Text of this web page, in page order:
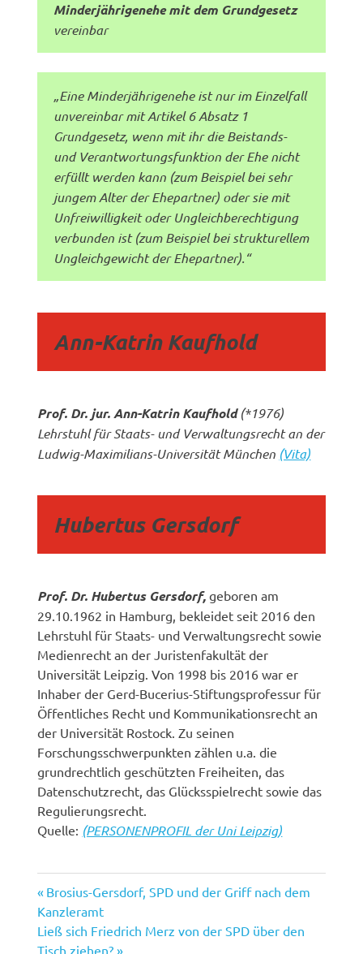
Minderjährigenehe mit dem Grundgesetz
vereinbar
„Eine Minderjährigenehe ist nur im Einzelfall
unvereinbar mit Artikel 6 Absatz 1
Grundgesetz, wenn mit ihr die Beistands-
und Verantwortungsfunktion der Ehe nicht
erfüllt werden kann (zum Beispiel bei sehr
jungem Alter der Ehepartner) oder sie mit
Unfreiwilligkeit oder Ungleichberechtigung
verbunden ist (zum Beispiel bei strukturellem
Ungleichgewicht der Ehepartner).“
Ann-Katrin Kauf­hold
Prof. Dr. jur. Ann-Katrin Kaufhold(*1976)
Lehrstuhl für Staats- und Verwaltungsrecht an der
Ludwig-Maximilians-Universität München (Vita)
Hubertus Gersdorf
Prof. Dr. Hubertus Gersdorf,geboren am
29.10.1962 in Hamburg, bekleidet seit 2016 den
Lehrstuhl für Staats- und Verwaltungsrecht sowie
Medienrecht an der Juristenfakultät der
Universität Leipzig. Von 1998 bis 2016 war er
Inhaber der Gerd-Bucerius-Stiftungsprofessur für
Öffentliches Recht und Kommunikationsrecht an
der Universität Rostock. Zu seinen
Forschungsschwerpunkten zählen u.a. die
grundrechtlich geschützten Freiheiten, das
Datenschutzrecht, das Glücksspielrecht sowie das
Regulierungsrecht.
Quelle: (PERSONENPROFIL der Uni Leipzig)
Beitragsnavigation
Vorheriger
Beitrag:
Brosius-Gersdorf, SPD und der Griff nach dem
Kanzleramt
Nächster
Beitrag:
Ließ sich Friedrich Merz von der SPD über den
Tisch ziehen?